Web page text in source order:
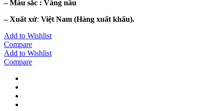
– Màu sắc : Vàng nâu
– Xuất xứ: Việt Nam (Hàng xuất khẩu).
Add to Wishlist
Compare
Add to Wishlist
Compare